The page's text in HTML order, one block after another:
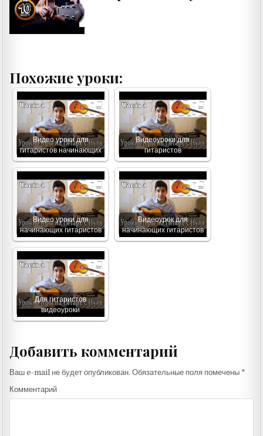
Похожие уроки:
Видео уроки для
гитаристов начинающих
Видеоуроки для
гитаристов
Видео уроки для
начинающих гитаристов
Видеоурок для
начинающих гитаристов
Для гитаристов
видеоуроки
Добавить комментарий
Ваш e-mail не будет опубликован. Обязательные поля помечены *
Комментарий